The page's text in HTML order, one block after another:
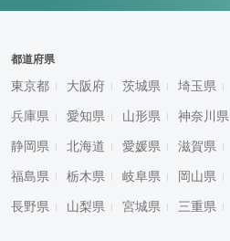
都道府県
東京都 大阪府 茨城県 埼玉県
兵庫県 愛知県 山形県 神奈川県
静岡県 北海道 愛媛県 滋賀県
福島県 栃木県 岐阜県 岡山県
長野県 山梨県 宮城県 三重県